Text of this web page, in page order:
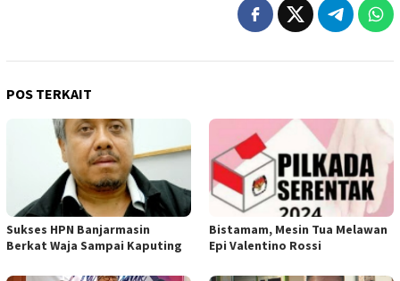
POS TERKAIT
Sukses HPN Banjarmasin
Berkat Waja Sampai Kaputing
Bistamam, Mesin Tua Melawan
Epi Valentino Rossi